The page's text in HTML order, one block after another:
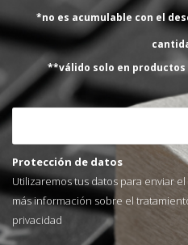
*no es acumulable con el
**válido solo en
Protección de datos
Utilizaremos tus datos para enviar
más información sobre el
privacidad
rendimiento durante un largo
PROTECCIÓN CONTRA
Protege hasta 230 litros, (8.0
meses.
Eficaz en acero, cobre, zinc y